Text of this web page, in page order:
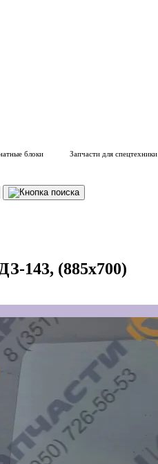
блоки Запчасти для спецтехники
143, (885x700)